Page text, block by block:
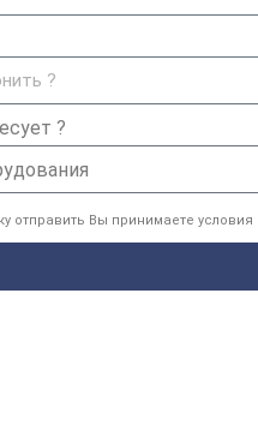
?
отправить Вы принимаете условия